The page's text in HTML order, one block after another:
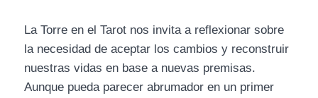
La Torre en el Tarot nos invita a reflexionar sobre
la necesidad de aceptar los cambios y reconstruir
nuestras vidas en base a nuevas premisas.
Aunque pueda parecer abrumador en un primer